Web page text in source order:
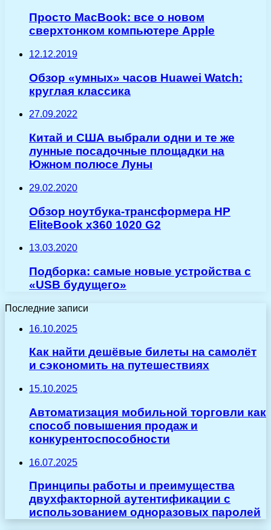
Просто MacBook: все о новом
сверхтонком компьютере Apple
12.12.2019
Обзор «умных» часов Huawei Watch:
круглая классика
27.09.2022
Китай и США выбрали одни и те же
лунные посадочные площадки на
Южном полюсе Луны
29.02.2020
Обзор ноутбука-трансформера HP
EliteBook x360 1020 G2
13.03.2020
Подборка: самые новые устройства с
«USB будущего»
Последние записи
16.10.2025
Как найти дешёвые билеты на самолёт
и сэкономить на путешествиях
15.10.2025
Автоматизация мобильной торговли как
способ повышения продаж и
конкурентоспособности
16.07.2025
Принципы работы и преимущества
двухфакторной аутентификации с
использованием одноразовых паролей